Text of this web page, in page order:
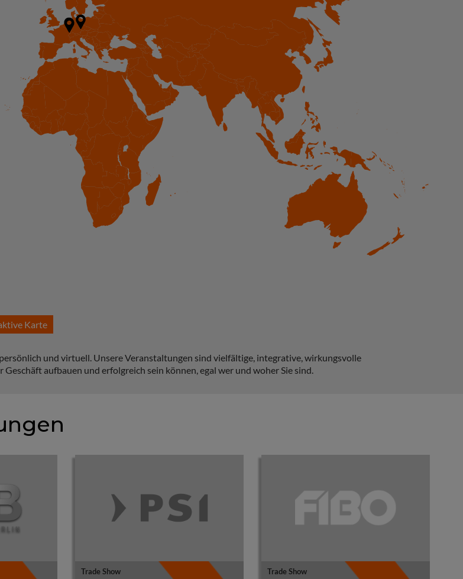
Karte
und virtuell. Unsere Veranstaltungen sind vielfältige, integrative, wirkungsvolle
aufbauen und erfolgreich sein können, egal wer und woher Sie sind.
Trade Show Trade Show